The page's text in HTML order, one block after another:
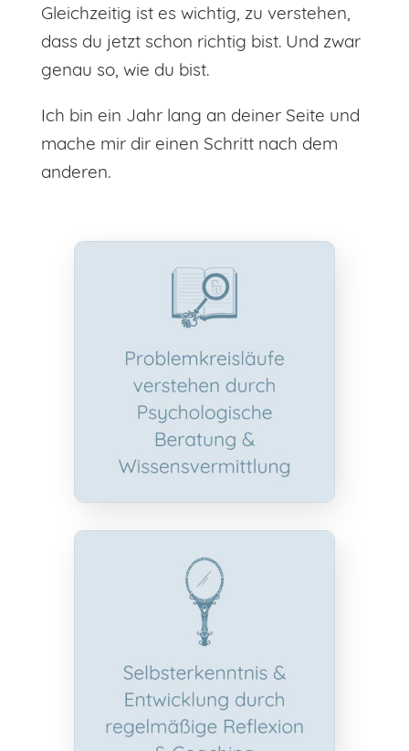
Gleichzeitig ist es wichtig, zu verstehen,
dass du jetzt schon richtig bist. Und zwar
genau so, wie du bist.
Ich bin ein Jahr lang an deiner Seite und
mache mir dir einen Schritt nach dem
anderen.